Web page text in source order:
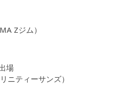
Zジム）
場
ティーサンズ）